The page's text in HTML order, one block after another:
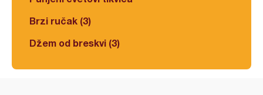
Brzi ručak (3)
Džem od breskvi (3)